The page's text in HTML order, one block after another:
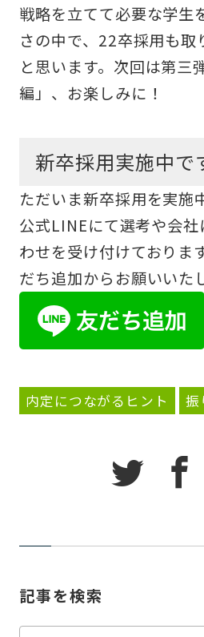
内定につながるヒント 振
戦略を立てて必要な学生
さの中で、22卒採用も取
と思います。次回は第三
編」、お楽しみに！
新卒採用実施中で
ただいま新卒採用を実施
公式LINEにて選考や会
わせを受け付けておりま
だち追加からお願いいた
記事を検索